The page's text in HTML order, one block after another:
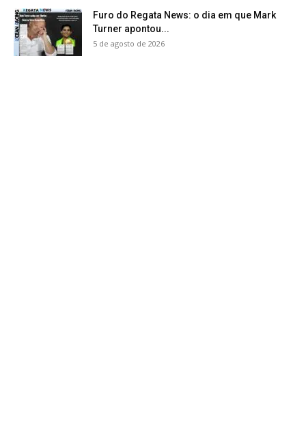
Furo do Regata News: o dia em que Mark
Turner apontou...
5 de agosto de 2026